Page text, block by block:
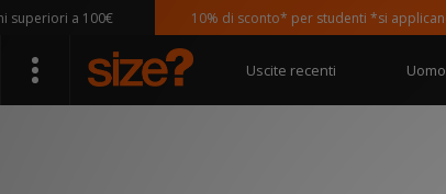
a 100€ 10% di sconto* per studenti *si applicano
Uscite recenti Uomo